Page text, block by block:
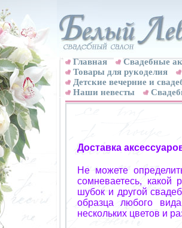
Главная
Свадебные
Товары для рукоделия
Детские вечерние и
Наши невесты
Доставка
Не можете
сомневаетесь, какой
шубок и другой
образца любого
нескольких цветов и